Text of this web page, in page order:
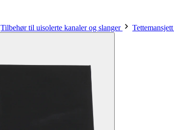
Tilbehør til uisolerte kanaler og slanger Tettemansjett